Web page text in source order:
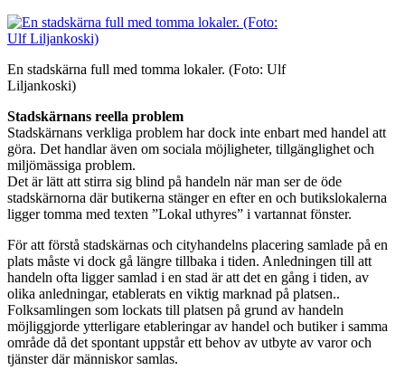
En stadskärna full med tomma lokaler. (Foto: Ulf
Liljankoski)
Stadskärnans reella problem
Stadskärnans verkliga problem har dock inte enbart med handel att
göra. Det handlar även om sociala möjligheter, tillgänglighet och
miljömässiga problem.
Det är lätt att stirra sig blind på handeln när man ser de öde
stadskärnorna där butikerna stänger en efter en och butikslokalerna
ligger tomma med texten ”Lokal uthyres” i vartannat fönster.
För att förstå stadskärnas och cityhandelns placering samlade på en
plats måste vi dock gå längre tillbaka i tiden. Anledningen till att
handeln ofta ligger samlad i en stad är att det en gång i tiden, av
olika anledningar, etablerats en viktig marknad på platsen..
Folksamlingen som lockats till platsen på grund av handeln
möjliggjorde ytterligare etableringar av handel och butiker i samma
område då det spontant uppstår ett behov av utbyte av varor och
tjänster där människor samlas.